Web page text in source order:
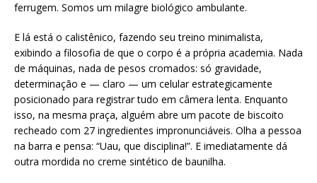
ferrugem. Somos um milagre biológico ambulante.
E lá está o calistênico, fazendo seu treino minimalista,
exibindo a filosofia de que o corpo é a própria academia. Nada
de máquinas, nada de pesos cromados: só gravidade,
determinação e — claro — um celular estrategicamente
posicionado para registrar tudo em câmera lenta. Enquanto
isso, na mesma praça, alguém abre um pacote de biscoito
recheado com 27 ingredientes impronunciáveis. Olha a pessoa
na barra e pensa: “Uau, que disciplina!”. E imediatamente dá
outra mordida no creme sintético de baunilha.